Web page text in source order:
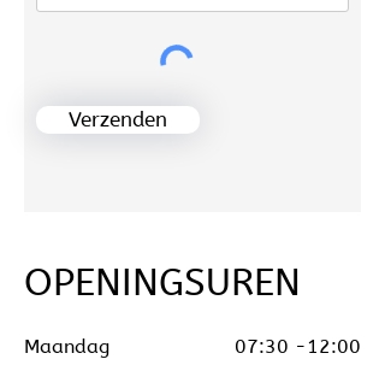
Verzenden
OPENINGSUREN
Maandag
07:30 -12:00